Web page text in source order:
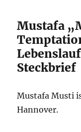
Mustafa
Steckbrief
Mustafa Musti
Hannover.